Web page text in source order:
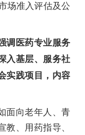
场准入评估及公
调医药专业服务
入基层、服务社
实践项目，内容
面向老年人、青
教、用药指导、